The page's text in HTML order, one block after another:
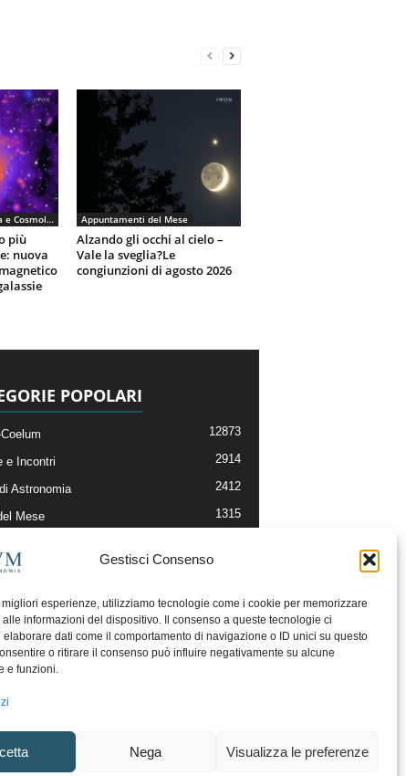
Gestisci Consenso
migliori esperienze, utilizziamo tecnologie come i cookie per memorizzare
informazioni del dispositivo. Il consenso a queste tecnologie ci
elaborare dati come il comportamento di navigazione o ID unici su questo
o ritirare il consenso può influire negativamente su alcune
e funzioni.
Nega Visualizza le preferenze
Astronomia, Astrofisica e Cosmologia
più
nuova
Appuntamenti del Mese
Alzando gli occhi al cielo –
Vale la sveglia?Le
congiunzioni di agosto 2026
POPOLARI
12873
e Incontri 2914
Astronomia 2412
Mese 1315
e Risorse On-Line
Redazione